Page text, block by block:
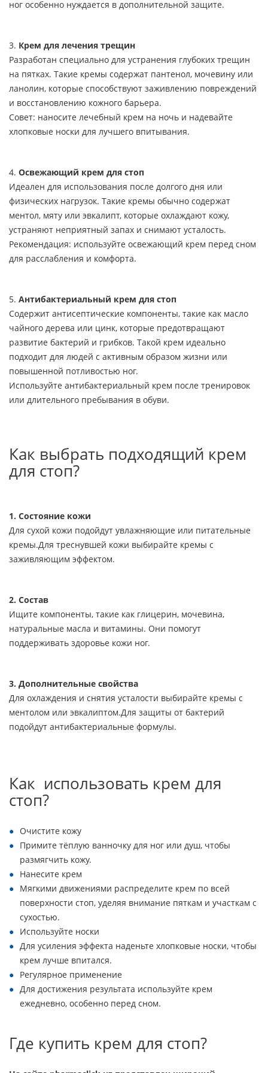
ног особенно нуждается в дополнительной защите.
3. Крем для лечения трещин
Разработан специально для устранения глубоких трещин
на пятках. Такие кремы содержат пантенол, мочевину или
ланолин, которые способствуют заживлению повреждений
и восстановлению кожного барьера.
Совет: наносите лечебный крем на ночь и надевайте
хлопковые носки для лучшего впитывания.
4. Освежающий крем для стоп
Идеален для использования после долгого дня или
физических нагрузок. Такие кремы обычно содержат
ментол, мяту или эвкалипт, которые охлаждают кожу,
устраняют неприятный запах и снимают усталость.
Рекомендация: используйте освежающий крем перед сном
для расслабления и комфорта.
5. Антибактериальный крем для стоп
Содержит антисептические компоненты, такие как масло
чайного дерева или цинк, которые предотвращают
развитие бактерий и грибков. Такой крем идеально
подходит для людей с активным образом жизни или
повышенной потливостью ног.
Используйте антибактериальный крем после тренировок
или длительного пребывания в обуви.
Как выбрать подходящий крем
для стоп?
1. Состояние кожи
Для сухой кожи подойдут увлажняющие или питательные
кремы.Для треснувшей кожи выбирайте кремы с
заживляющим эффектом.
2. Состав
Ищите компоненты, такие как глицерин, мочевина,
натуральные масла и витамины. Они помогут
поддерживать здоровье кожи ног.
3. Дополнительные свойства
Для охлаждения и снятия усталости выбирайте кремы с
ментолом или эвкалиптом.Для защиты от бактерий
подойдут антибактериальные формулы.
Как использовать крем для
стоп?
Очистите кожу
Примите тёплую ванночку для ног или душ, чтобы
размягчить кожу.
Нанесите крем
Мягкими движениями распределите крем по всей
поверхности стоп, уделяя внимание пяткам и участкам с
сухостью.
Используйте носки
Для усиления эффекта наденьте хлопковые носки, чтобы
крем лучше впитался.
Регулярное применение
Для достижения результата используйте крем
ежедневно, особенно перед сном.
Где купить крем для стоп?